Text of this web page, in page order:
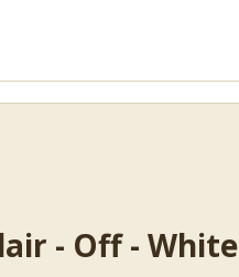
- Off - White